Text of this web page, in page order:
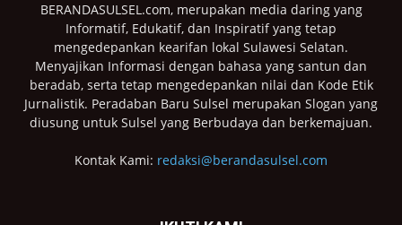
BERANDASULSEL.com, merupakan media daring yang
Informatif, Edukatif, dan Inspiratif yang tetap
mengedepankan kearifan lokal Sulawesi Selatan.
Menyajikan Informasi dengan bahasa yang santun dan
beradab, serta tetap mengedepankan nilai dan Kode Etik
Jurnalistik. Peradaban Baru Sulsel merupakan Slogan yang
diusung untuk Sulsel yang Berbudaya dan berkemajuan.
Kontak Kami: redaksi@berandasulsel.com